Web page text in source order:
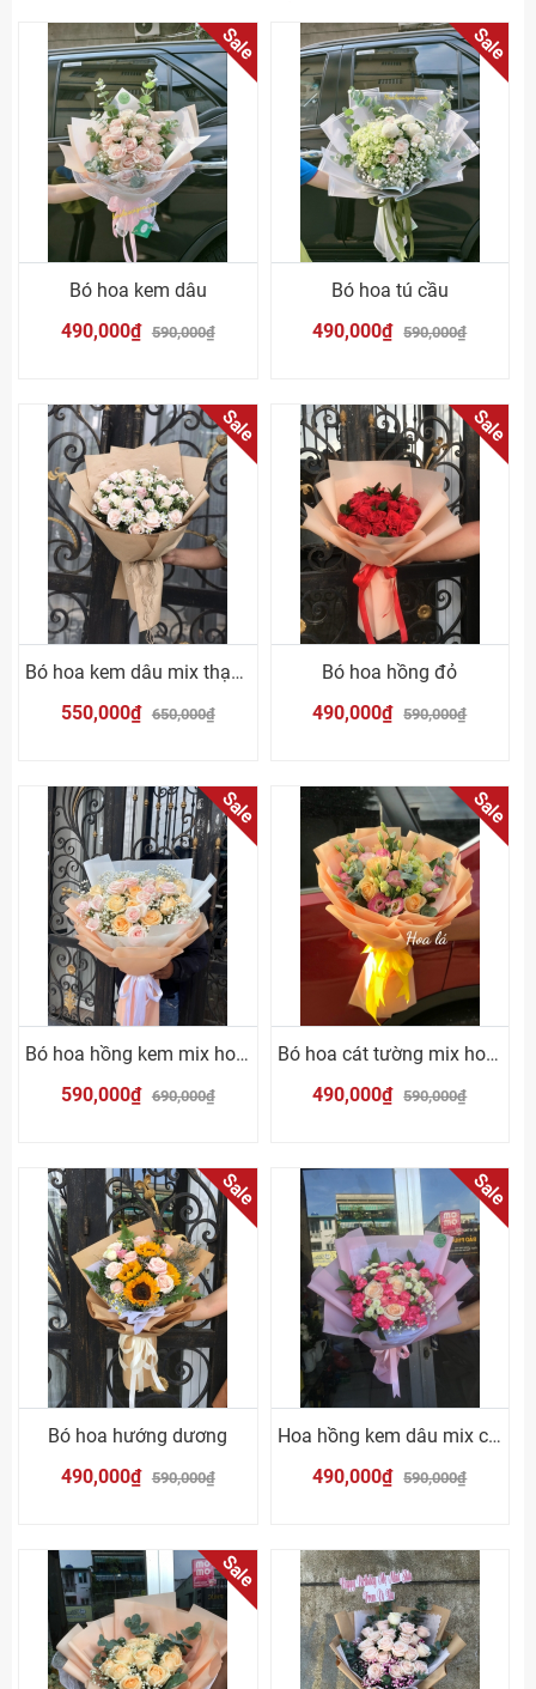
Sale
Bó hoa kem dâu
490,000₫ 590,000₫
Sale
Bó hoa tú cầu
490,000₫ 590,000₫
Sale
Bó hoa kem dâu mix thạch thảo
550,000₫ 650,000₫
Sale
Bó hoa hồng đỏ
490,000₫ 590,000₫
Sale
Bó hoa hồng kem mix hoa hồng cam
590,000₫ 690,000₫
Sale
Bó hoa cát tường mix hoa hồng cam
490,000₫ 590,000₫
Sale
Bó hoa hướng dương
490,000₫ 590,000₫
Sale
Hoa hồng kem dâu mix cẩm chướng hồng
490,000₫ 590,000₫
Sale